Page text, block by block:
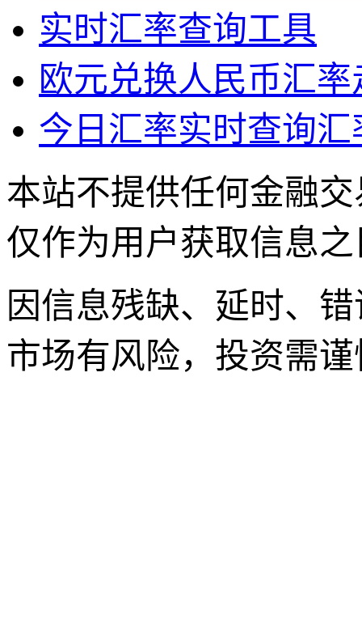
实时汇率查询工具
欧元兑换人民币汇率
今日汇率实时查询汇
本站不提供任何金融
仅作为用户获取信息
因信息残缺、延时、
市场有风险，投资需